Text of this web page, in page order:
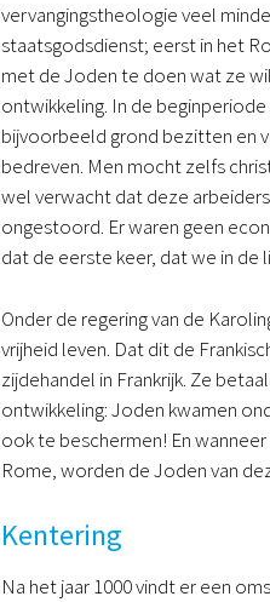
vervangingstheologie veel
staatsgodsdienst; eerst in het
met de Joden te doen wat ze
ontwikkeling. In de
bijvoorbeeld grond bezitten en
bedreven. Men mocht zelfs
wel verwacht dat deze
ongestoord. Er waren geen
dat de eerste keer, dat we in de
Onder de regering van de
vrijheid leven. Dat dit de
zijdehandel in Frankrijk. Ze
ontwikkeling: Joden kwamen
ook te beschermen! En
Rome, worden de Joden van
Kentering
Na het jaar 1000 vindt er een